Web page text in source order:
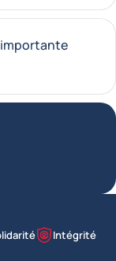
importante
Intégrité